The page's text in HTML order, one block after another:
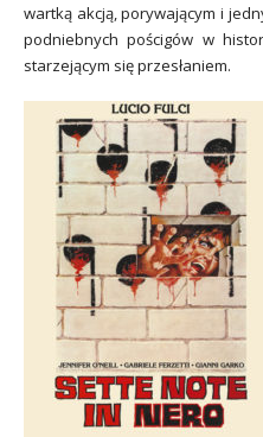
wartką akcją, porywającym i
podniebnych pościgów w
starzejącym się przesłaniem.